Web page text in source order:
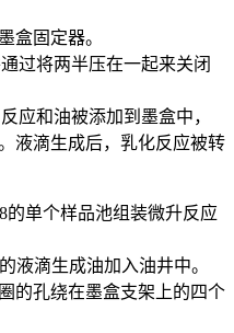
盒固定器。
过将两半压在一起来关闭
应和油被添加到墨盒中，
液滴生成后，乳化反应被转
的单个样品池组装微升反应
液滴生成油加入油井中。
的孔绕在墨盒支架上的四个